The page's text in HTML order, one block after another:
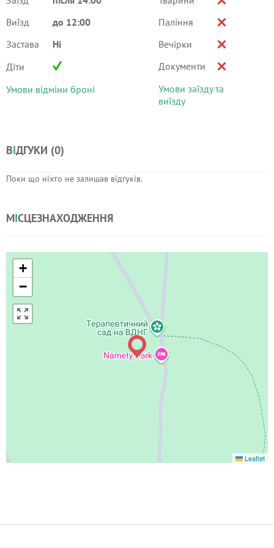
Виїзд
до 12:00
Застава
Ні
Діти
Умови відміни броні
Паління
Вечірки
Документи
Умови заїзду та
виїзду
ВІДГУКИ (0)
Поки що ніхто не залишав відгуків.
МІСЦЕЗНАХОДЖЕННЯ
+
−
Leaflet